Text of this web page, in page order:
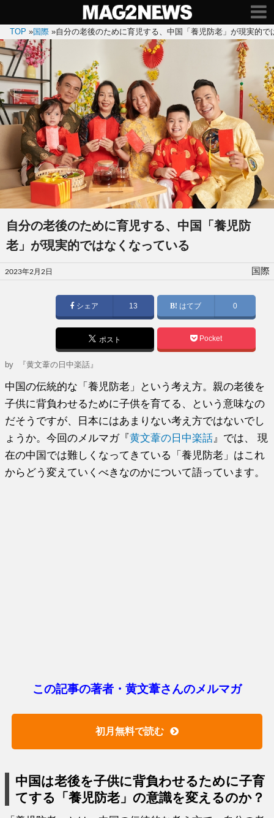
TOP »国際 »自分の老後のために育児する、中国「養児防老」が現実的で
自分の老後のために育児する、中国「養児防
老」が現実的ではなくなっている
投
稿
2023年2月2日 国際
シェア 13 はてブ 0
ポスト Pocket
by 『黄文葦の日中楽話』
中国の伝統的な「養児防老」という考え方。親の老後を
子供に背負わせるために子供を育てる、という意味なの
だそうですが、日本にはあまりない考え方ではないでし
ょうか。今回のメルマガ『黄文葦の日中楽話 』では、 現
在の中国では難しくなってきている「養児防老」はこれ
からどう変えていくべきなのかについて語っています。
この記事の著者・黄文葦さんのメルマガ
初月無料で読む
中国は老後を子供に背負わせるために子育
てする「養児防老」の意識を変えるのか？